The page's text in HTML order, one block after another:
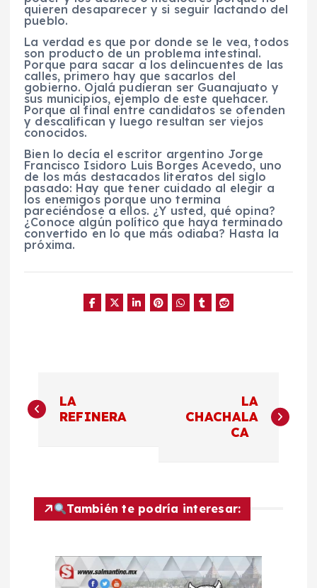
quieren desaparecer y si seguir lactando del
pueblo.
La verdad es que por donde se le vea, todos
son producto de un problema intestinal.
Porque para sacar a los delincuentes de las
calles, primero hay que sacarlos del
gobierno. Ojalá pudieran ser Guanajuato y
sus municipios, ejemplo de este quehacer.
Porque al final entre candidatos se ofenden
y descalifican y luego resultan ser viejos
conocidos.
Bien lo decía el escritor argentino Jorge
Francisco Isidoro Luis Borges Acevedo, uno
de los más destacados literatos del siglo
pasado: Hay que tener cuidado al elegir a
los enemigos porque uno termina
pareciéndose a ellos. ¿Y usted, qué opina?
¿Conoce algún político que haya terminado
convertido en lo que más odiaba? Hasta la
próxima.
a
e
g
LA
REFINERA
LA
CHACHALA
CA
También te podría interesar: